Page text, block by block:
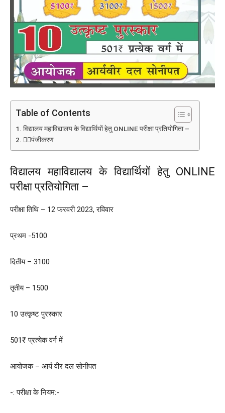
Table of Contents
विद्यालय महाविद्यालय के विद्यार्थियों हेतु ONLINE परीक्षा प्रतियोगिता –
👉🏽पंजीकरण
विद्यालय महाविद्यालय के विद्यार्थियों हेतु ONLINE
परीक्षा प्रतियोगिता –
परीक्षा तिथि – 12 फरवरी 2023, रविवार
प्रथम -5100
दितीय – 3100
तृतीय – 1500
10 उत्कृष्ट पुरस्कार
501₹ प्रत्येक वर्ग में
आयोजक – आर्य वीर दल सोनीपत
-: परीक्षा के नियम:-